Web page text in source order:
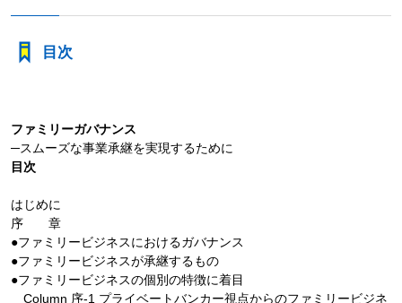
目次
ファミリーガバナンス
─スムーズな事業承継を実現するために
目次
はじめに
序 章
●ファミリービジネスにおけるガバナンス
●ファミリービジネスが承継するもの
●ファミリービジネスの個別の特徴に着目
Column 序-1 プライベートバンカー視点からのファミリービジネ